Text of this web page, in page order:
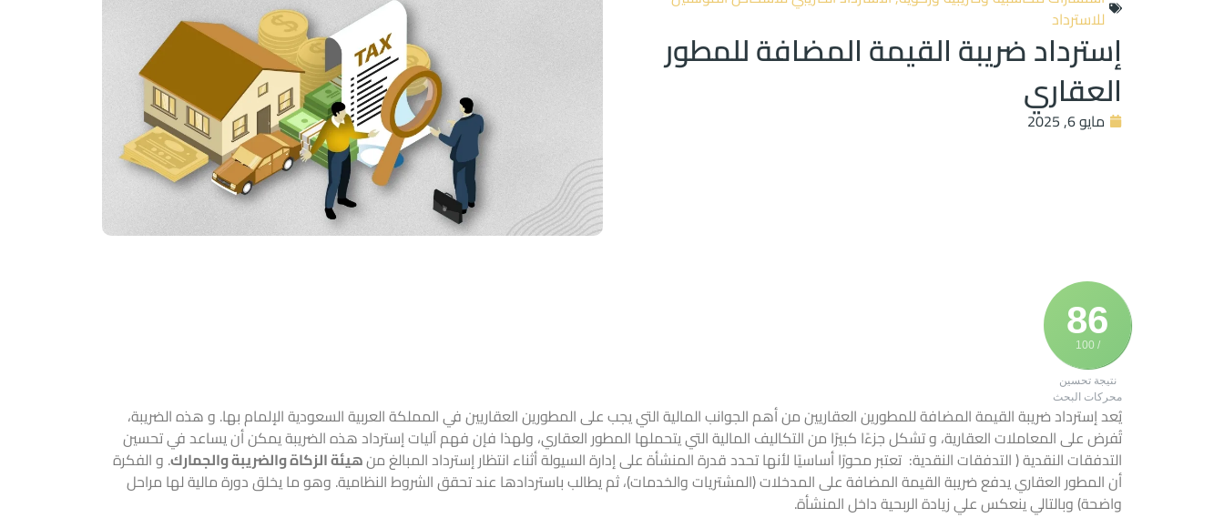
للاسترداد
إسترداد ضريبة القيمة المضافة للمطور
العقاري
مايو 6, 2025
86
/ 100
نتيجة تحسين
محركات البحث
يُعد إسترداد ضريبة القيمة المضافةللمطورين العقاريين من أهم الجوانب المالية التي يجب على المطورين العقاريين في المملكة العربية السعودية الإلمام بها. و هذه الضريبة،
تُفرض على المعاملات العقارية، و تشكل جزءًا كبيرًا من التكاليف المالية التي يتحملها المطور العقاري، ولهذا فإن فهم آليات إسترداد هذه الضريبة يمكن أن يساعد في تحسين
التدفقات النقدية ( التدفقات النقدية: تعتبر محورًا أساسيًا لأنها تحدد قدرة المنشأة على إدارةالسيولةأثناء انتظار إسترداد المبالغ منهيئة الزكاة والضريبة والجمارك. و الفكرة
أن المطور العقاري يدفع ضريبة القيمة المضافة على المدخلات (المشتريات والخدمات)، ثم يطالب باستردادها عند تحقق الشروط النظامية. وهو ما يخلق دورة مالية لها مراحل
واضحة) وبالتالي ينعكس علي زيادة الربحية داخل المنشأة.